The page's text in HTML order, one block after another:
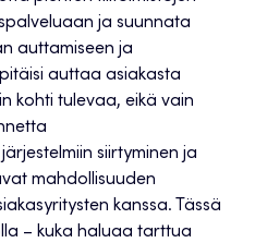
ja suunnata
auttamiseen ja
auttaa asiakasta
kohti tulevaa, eikä vain
siirtyminen ja
mahdollisuuden
kanssa. Tässä
– kuka haluaa tarttua